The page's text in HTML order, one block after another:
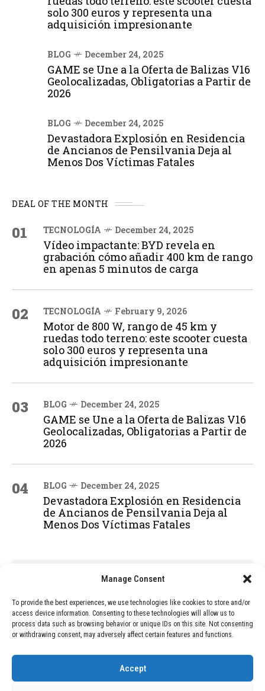
Manage Consent
To provide the best experiences, we use technologies like cookies to store and/or
access device information. Consenting to these technologies will allow us to
process data such as browsing behavior or unique IDs on this site. Not consenting
or withdrawing consent, may adversely affect certain features and functions.
Accept
solo 300 euros y representa una
adquisición impresionante
BLOG December 24, 2025
GAME se Une a la Oferta de Balizas V16
Geolocalizadas, Obligatorias a Partir de
2026
BLOG December 24, 2025
Devastadora Explosión en Residencia
de Ancianos de Pensilvania Deja al
Menos Dos Víctimas Fatales
DEAL OF THE MONTH
01 TECNOLOGÍA December 24, 2025
Vídeo impactante: BYD revela en
grabación cómo añadir 400 km de rango
en apenas 5 minutos de carga
02 TECNOLOGÍA February 9, 2026
Motor de 800 W, rango de 45 km y
ruedas todo terreno: este scooter cuesta
solo 300 euros y representa una
adquisición impresionante
03 BLOG December 24, 2025
GAME se Une a la Oferta de Balizas V16
Geolocalizadas, Obligatorias a Partir de
2026
04 BLOG December 24, 2025
Devastadora Explosión en Residencia
de Ancianos de Pensilvania Deja al
Menos Dos Víctimas Fatales